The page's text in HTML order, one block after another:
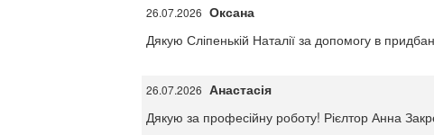
26.07.2026 Оксана
Дякую Сліпенькій Наталії за допомогу в
26.07.2026 Анастасія
Дякую за професійну роботу! Рієлтор Анна